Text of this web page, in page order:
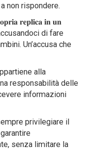
non rispondere.
𝐫𝐞𝐩𝐥𝐢𝐜𝐚 𝐢𝐧 𝐮𝐧
accusandoci di fare
Un’accusa che
alla
responsabilità delle
informazioni
privilegiare il
senza limitare la